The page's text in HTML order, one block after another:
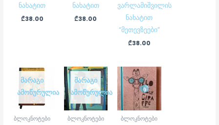
ნახატით
₾38.00
ნახატით
₾38.00
ვარლამიშვილის
ნახატით
“მეთევზეები”
₾38.00
ᲛᲐᲠᲐᲒᲘ
ᲐᲛᲝᲬᲣᲠᲣᲚᲘᲐ
ბლოკნოტები
ᲛᲐᲠᲐᲒᲘ
ᲐᲛᲝᲬᲣᲠᲣᲚᲘᲐ
ბლოკნოტები ბლოკნოტები